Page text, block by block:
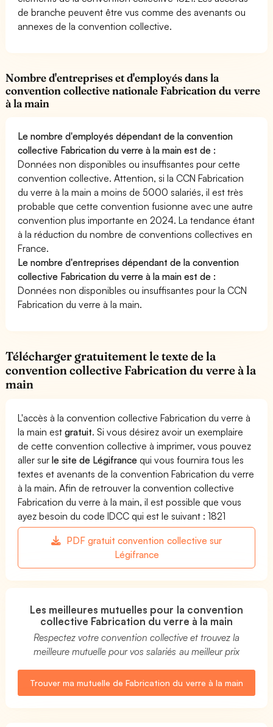
de branche peuvent être vus comme des avenants ou
annexes de la convention collective.
Nombre d'entreprises et d'employés dans la
convention collective nationale Fabrication du verre
à la main
Le nombre d'employés dépendant de la convention
collective Fabrication du verre à la main est de :
Données non disponibles ou insuffisantes pour cette
convention collective. Attention, si la CCN Fabrication
du verre à la main a moins de 5000 salariés, il est très
probable que cette convention fusionne avec une autre
convention plus importante en 2024. La tendance étant
à la réduction du nombre de conventions collectives en
France.
Le nombre d'entreprises dépendant de la convention
collective Fabrication du verre à la main est de :
Données non disponibles ou insuffisantes pour la CCN
Fabrication du verre à la main.
Télécharger gratuitement le texte de la
convention collective Fabrication du verre à la
main
L'accès à la convention collective Fabrication du verre à
la main estgratuit. Si vous désirez avoir un exemplaire
de cette convention collective à imprimer, vous pouvez
aller surle site de Légifrance qui vous fournira tous les
textes et avenants de la convention Fabrication du verre
à la main. Afin de retrouver la convention collective
Fabrication du verre à la main, il est possible que vous
ayez besoin du code IDCC qui est le suivant : 1821
PDF gratuit convention collective sur
Légifrance
Les meilleures mutuelles pour la convention
collective Fabrication du verre à la main
Respectez votre convention collective et trouvez la
meilleure mutuelle pour vos salariés au meilleur prix
Trouver ma mutuelle de Fabrication du verre à la main